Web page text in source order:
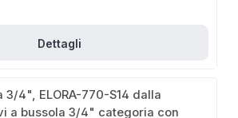
Dettagli